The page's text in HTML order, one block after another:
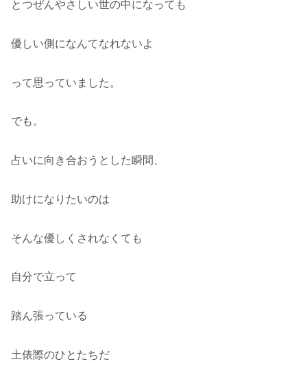
とつぜんやさしい世の中になっても
優しい側になんてなれないよ
って思っていました。
でも。
占いに向き合おうとした瞬間、
助けになりたいのは
そんな優しくされなくても
自分で立って
踏ん張っている
土俵際のひとたちだ